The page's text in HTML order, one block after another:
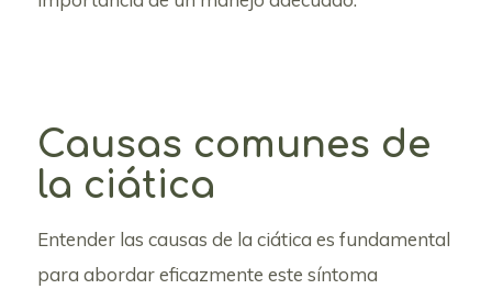
Causas comunes de
la ciática
Entender las causas de la ciática es fundamental
para abordar eficazmente este síntoma